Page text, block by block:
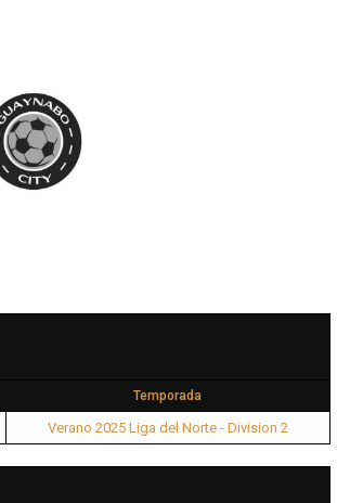
Temporada
Verano 2025 Liga del Norte - Division 2